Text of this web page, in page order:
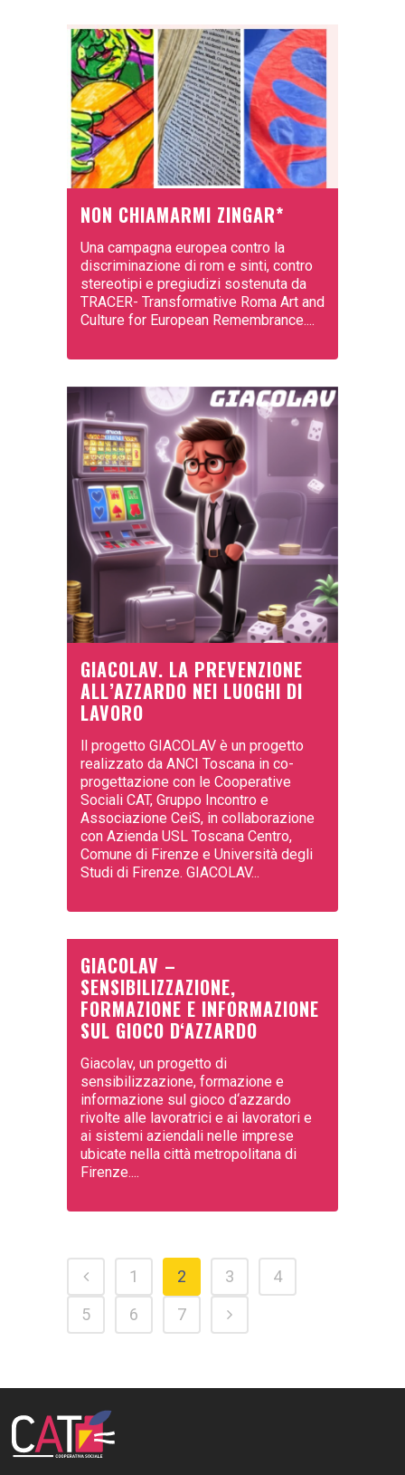
NON CHIAMARMI ZINGAR*
Una campagna europea contro la
discriminazione di rom e sinti, contro
stereotipi e pregiudizi sostenuta da
TRACER- Transformative Roma Art and
Culture for European Remembrance....
GIACOLAV. LA PREVENZIONE
ALL’AZZARDO NEI LUOGHI DI
LAVORO
ll progetto GIACOLAV è un progetto
realizzato da ANCI Toscana in co-
progettazione con le Cooperative
Sociali CAT, Gruppo Incontro e
Associazione CeiS, in collaborazione
con Azienda USL Toscana Centro,
Comune di Firenze e Università degli
Studi di Firenze. GIACOLAV...
GIACOLAV –
SENSIBILIZZAZIONE,
FORMAZIONE E INFORMAZIONE
SUL GIOCO D‘AZZARDO
Giacolav, un progetto di
sensibilizzazione, formazione e
informazione sul gioco d‘azzardo
rivolte alle lavoratrici e ai lavoratori e
ai sistemi aziendali nelle imprese
ubicate nella città metropolitana di
Firenze....
1 2 3
4
5
6 7